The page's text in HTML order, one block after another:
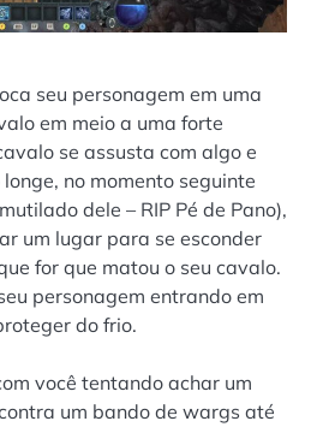
seu personagem em uma
em meio a uma forte
se assusta com algo e
no momento seguinte
dele – RIP Pé de Pano),
um lugar para se esconder
for que matou o seu cavalo.
personagem entrando em
do frio.
você tentando achar um
um bando de wargs até